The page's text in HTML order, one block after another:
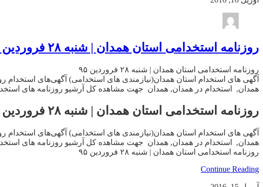
روزنامه استخدامی استان همدان | شنبه ۲۸ فروردین ۹۵
روزنامه استخدامی استان همدان | شنبه ۲۸ فروردین ۹۵
آگهی های استخدام استان همدان(نیازمندی های استخدامی) آگهی‌های استخدام
همدان, استخدام در همدان, همدان جهت مشاهده کل آرشیو روزنامه های
روزنامه استخدامی استان همدان | شنبه ۲۸ فروردین ۹۵
آگهی های استخدام استان همدان(نیازمندی های استخدامی) آگهی‌های استخدام
همدان, استخدام در همدان, همدان جهت مشاهده کل آرشیو روزنامه های
روزنامه استخدامی استان همدان | شنبه ۲۸ فروردین ۹۵
Continue Reading